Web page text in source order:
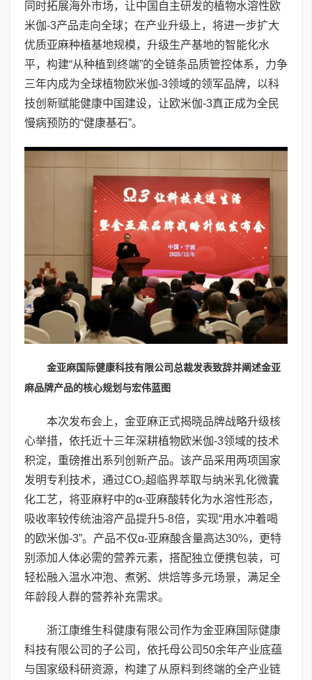
同时拓展海外市场，让中国自主研发的植物水溶性欧
米伽-3产品走向全球；在产业升级上，将进一步扩大
优质亚麻种植基地规模，升级生产基地的智能化水
平，构建“从种植到终端”的全链条品质管控体系，力争
三年内成为全球植物欧米伽-3领域的领军品牌，以科
技创新赋能健康中国建设，让欧米伽-3真正成为全民
慢病预防的“健康基石”。
金亚麻国际健康科技有限公司总裁发表致辞并阐述金亚
麻品牌产品的核心规划与宏伟蓝图
本次发布会上，金亚麻正式揭晓品牌战略升级核
心举措，依托近十三年深耕植物欧米伽-3领域的技术
积淀，重磅推出系列创新产品。该产品采用两项国家
发明专利技术，通过CO₂超临界萃取与纳米乳化微囊
化工艺，将亚麻籽中的α-亚麻酸转化为水溶性形态，
吸收率较传统油溶产品提升5-8倍，实现“用水冲着喝
的欧米伽-3”。产品不仅α-亚麻酸含量高达30%，更特
别添加人体必需的营养元素，搭配独立便携包装，可
轻松融入温水冲泡、煮粥、烘焙等多元场景，满足全
年龄段人群的营养补充需求。
浙江康维生科健康有限公司作为金亚麻国际健康
科技有限公司的子公司，依托母公司50余年产业底蕴
与国家级科研资源，构建了从原料到终端的全产业链